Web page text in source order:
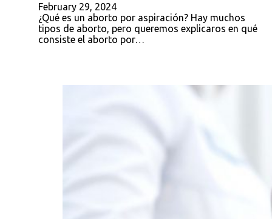
February 29, 2024
¿Qué es un aborto por aspiración? Hay muchos
tipos de aborto, pero queremos explicaros en qué
consiste el aborto por…